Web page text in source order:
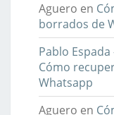
Aguero en
borrados de
Pablo
Cómo
Whatsapp
Aguero en